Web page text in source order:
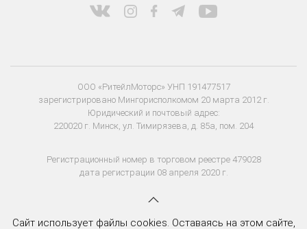
ООО «РитейлМоторс» УНП 191477517
зарегистрировано Мингорисполкомом 20 марта 2012 г.
Юридический и почтовый адрес:
220020 г. Минск, ул. Тимирязева, д. 85а, пом. 204
Регистрационный номер в торговом реестре 479028
дата регистрации 08 апреля 2020 г.
Сайт использует файлы cookies. Оставаясь на этом сайте,